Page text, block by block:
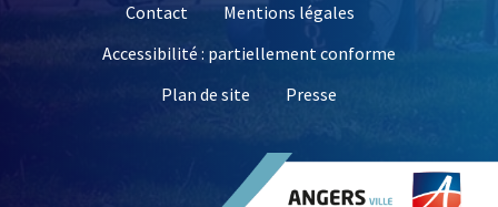
Contact
Mentions légales
Accessibilité : partiellement conforme
Plan de site
Presse